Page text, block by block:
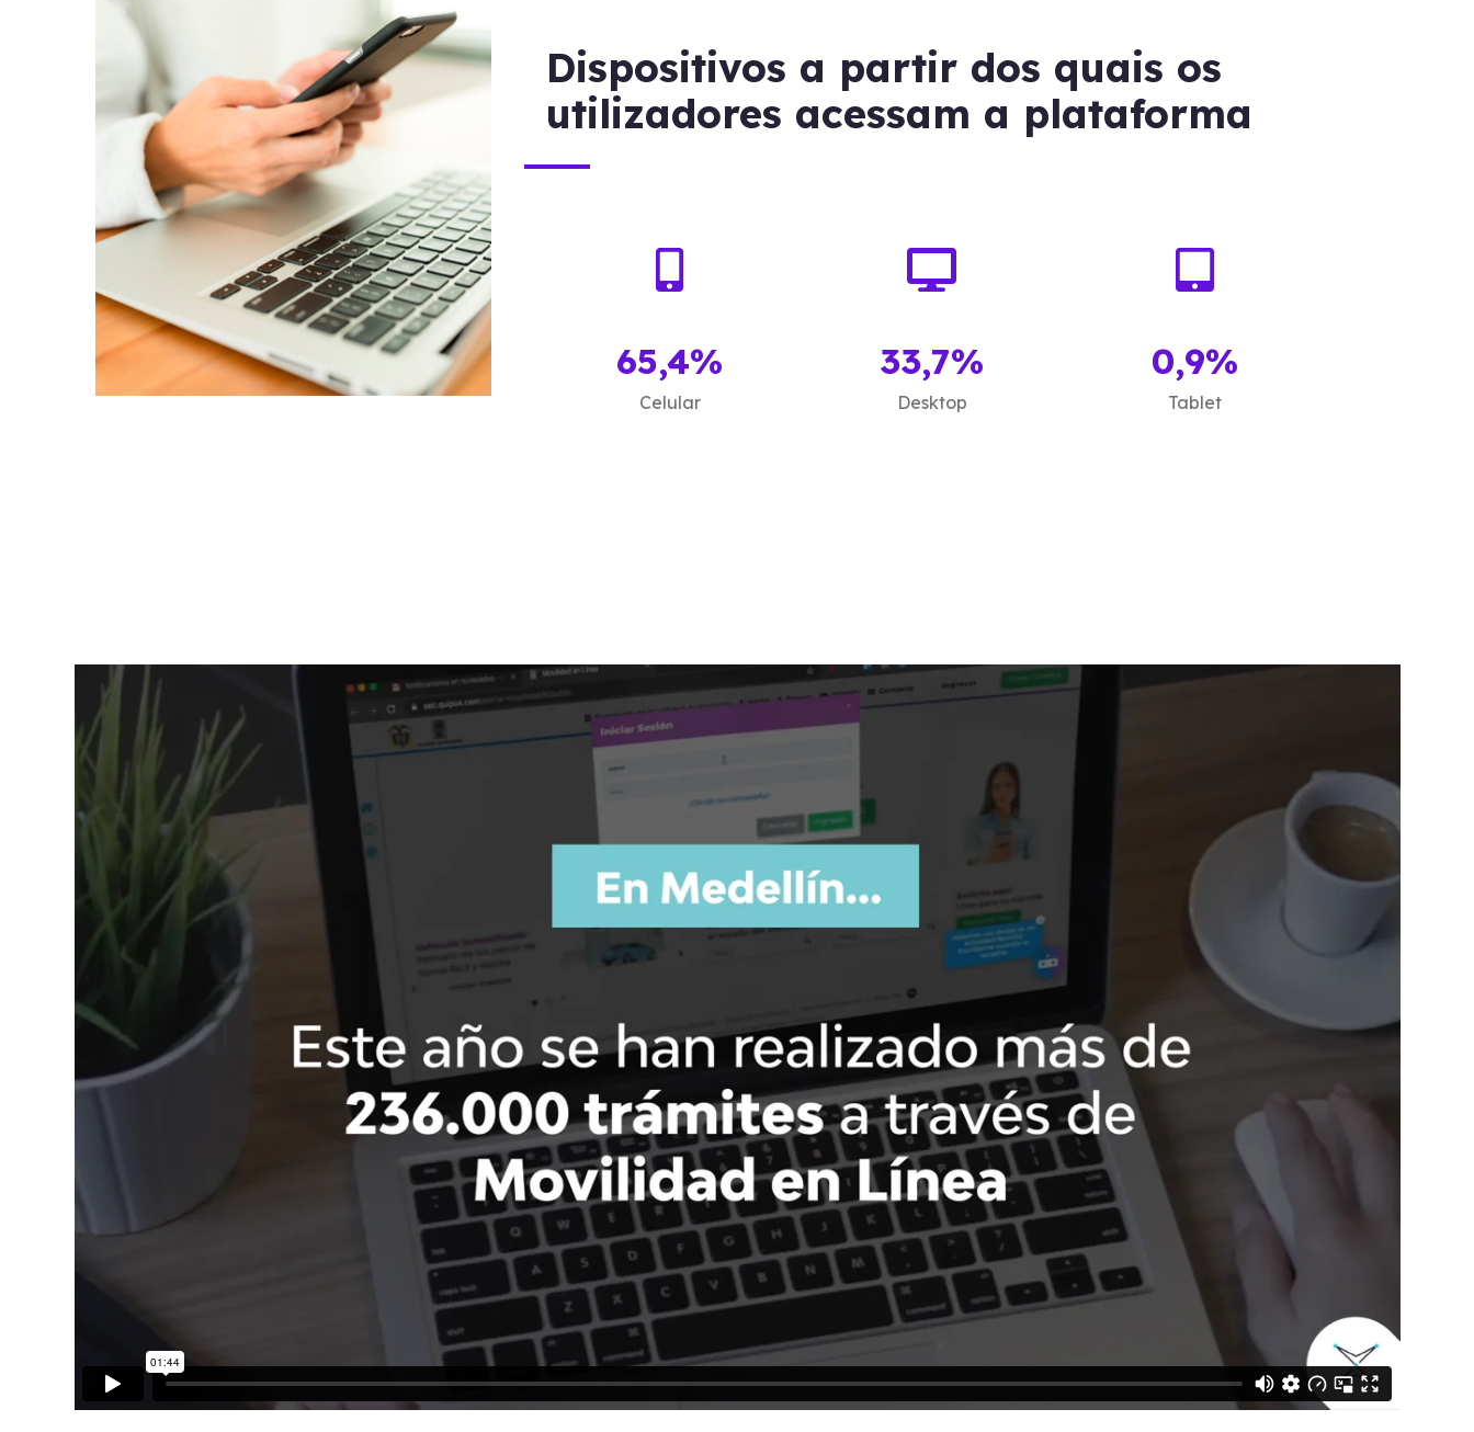
Dispositivos a partir dos quais os
utilizadores acessam a plataforma
65,4%
Celular
33,7%
Desktop
0,9%
Tablet